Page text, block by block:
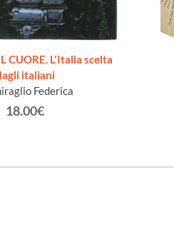
CUORE. L'Italia scelta
italiani
Federica
18.00€